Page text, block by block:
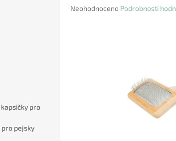
pro
pro pejsky
Průměrné
Neohodnoceno Podrobnosti